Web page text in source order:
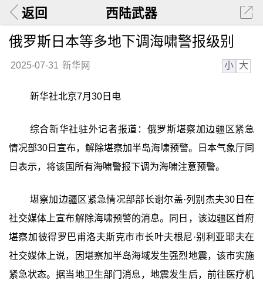
返回 西陆武器
俄罗斯日本等多地下调海啸警报级别
2025-07-31 新华网 小 大
新华社北京7月30日电
综合新华社驻外记者报道：俄罗斯堪察加边疆区紧急
情况部30日宣布，解除堪察加半岛海啸预警。日本气象厅同
日表示，将该国所有海啸警报下调为海啸注意预警。
堪察加边疆区紧急情况部部长谢尔盖·列别杰夫30日在
社交媒体上宣布解除海啸预警的消息。同日，该边疆区首府
堪察加彼得罗巴甫洛夫斯克市市长叶夫根尼·别利亚耶夫在
社交媒体上说，因堪察加半岛海域发生强烈地震，该市实施
紧急状态。据当地卫生部门消息，地震发生后，前往医疗机